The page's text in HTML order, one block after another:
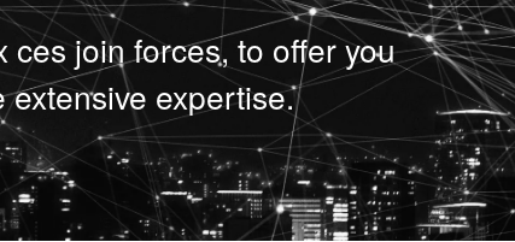
ces join forces, to offer you
extensive expertise.